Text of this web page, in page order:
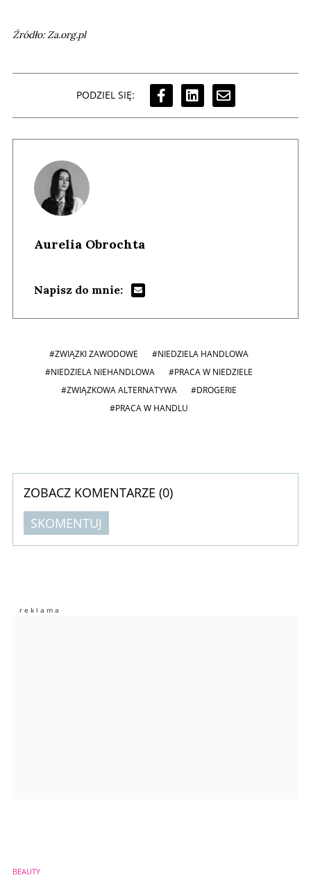
Źródło: Za.org.pl
PODZIEL SIĘ:
Aurelia Obrochta
Napisz do mnie:
#ZWIĄZKI ZAWODOWE
#NIEDZIELA HANDLOWA
#NIEDZIELA NIEHANDLOWA
#PRACA W NIEDZIELE
#ZWIĄZKOWA ALTERNATYWA
#DROGERIE
#PRACA W HANDLU
ZOBACZ KOMENTARZE (0)
SKOMENTUJ
Imię (Wymagane)
BEAUTY